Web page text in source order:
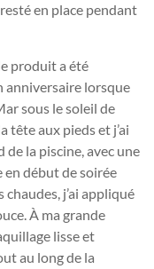
en place pendant
produit a été
anniversaire lorsque
sous le soleil de
tête aux pieds et j’ai
de la piscine, avec une
en début de soirée
j’ai appliqué
À ma grande
lisse et
au long de la